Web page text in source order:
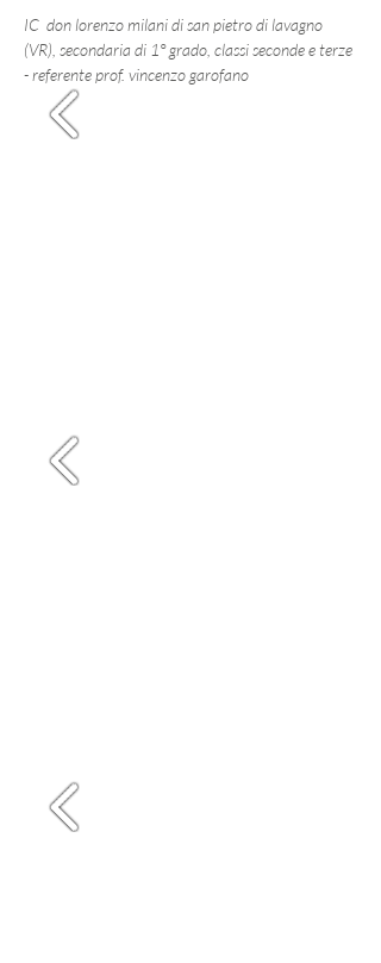
IC don lorenzo milani di san pietro di lavagno
(VR), secondaria di 1° grado, classi seconde e terze
- referente prof. vincenzo garofano